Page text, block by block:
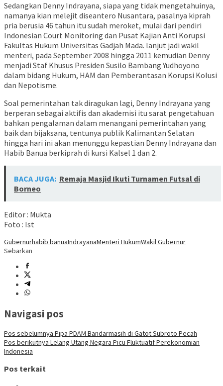
Sedangkan Denny Indrayana, siapa yang tidak mengetahuinya,
namanya kian melejit diseantero Nusantara, pasalnya kiprah
pria berusia 46 tahun itu sudah meroket, mulai dari pendiri
Indonesian Court Monitoring dan Pusat Kajian Anti Korupsi
Fakultas Hukum Universitas Gadjah Mada. lanjut jadi wakil
menteri, pada September 2008 hingga 2011 kemudian Denny
menjadi Staf Khusus Presiden Susilo Bambang Yudhoyono
dalam bidang Hukum, HAM dan Pemberantasan Korupsi Kolusi
dan Nepotisme.
Soal pemerintahan tak diragukan lagi, Denny Indrayana yang
berperan sebagai aktifis dan akademisi itu sarat pengetahuan
bahkan pengalaman dalam menangani pemerintahan yang
baik dan bijaksana, tentunya publik Kalimantan Selatan
hingga hari ini akan menunggu kepastian Denny Indrayana dan
Habib Banua berkiprah di kursi Kalsel 1 dan 2.
BACA JUGA: Remaja Masjid Ikuti Turnamen Futsal di
Borneo
Editor : Mukta
Foto : Ist
Gubernurhabib banuaIndrayanaMenteri HukumWakil Gubernur
Sebarkan
Navigasi pos
Pos sebelumnya Pipa PDAM Bandarmasih di Gatot Subroto Pecah
Pos berikutnya Lelang Utang Negara Picu Fluktuatif Perekonomian
Indonesia
Pos terkait